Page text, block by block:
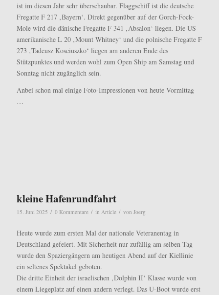
ist im diesen Jahr sehr überschaubar. Flaggschiff ist die deutsche
Fregatte F 217 ‚Bayern‘. Direkt gegenüber auf der Gorch-Fock-
Mole wird die dänische Fregatte F 341 ‚Absalon‘ liegen. Die US-
amerikanische L 20 ‚Mount Whitney‘ und die polnische Fregatte F
273 ‚Tadeusz Kosciuszko‘ liegen am anderen Ende des
Stützpunktes und werden wohl zum Open Ship am Samstag und
Sonntag nicht zugänglich sein.
Anbei schon mal einige Foto-Impressionen von heute Vormittag
…
kleine Hafenrundfahrt
15. Juni 2025 / 0 Kommentare / in Article / von Joerg
Heute wurde zum ersten Mal der nationale Veteranentag in
Deutschland gefeiert. Mit Sicherheit nur zufällig am selben Tag
wurde den Spaziergängern am heutigen Abend auf der Kiellinie
ein seltenes Spektakel geboten.
Die dritte Einheit der israelischen ‚Dolphin II‘ Klasse wurde von
einem Liegeplatz auf einen andern verlegt. Das U-Boot wurde erst